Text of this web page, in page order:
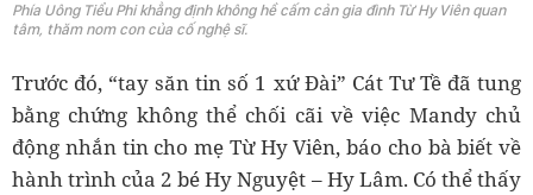
Phía Uông Tiểu Phi khẳng định không hề cấm cản gia đình Từ Hy Viên quan
tâm, thăm nom con của cố nghệ sĩ.
Trước đó, “tay săn tin số 1 xứ Đài” Cát Tư Tề đã tung
bằng chứng không thể chối cãi về việc Mandy chủ
động nhắn tin cho mẹ Từ Hy Viên, báo cho bà biết về
hành trình của 2 bé Hy Nguyệt – Hy Lâm. Có thể thấy